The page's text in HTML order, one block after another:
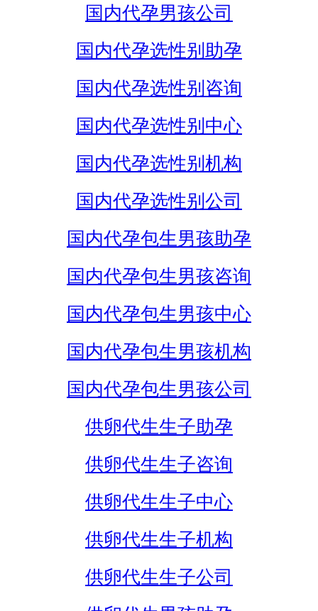
国内代孕男孩公司
国内代孕选性别助孕
国内代孕选性别咨询
国内代孕选性别中心
国内代孕选性别机构
国内代孕选性别公司
国内代孕包生男孩助孕
国内代孕包生男孩咨询
国内代孕包生男孩中心
国内代孕包生男孩机构
国内代孕包生男孩公司
供卵代生生子助孕
供卵代生生子咨询
供卵代生生子中心
供卵代生生子机构
供卵代生生子公司